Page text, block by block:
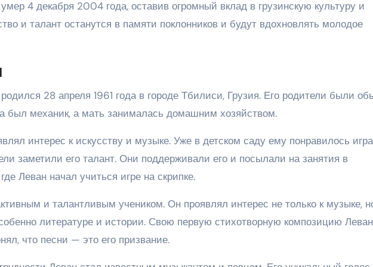
4 декабря 2004 года, оставив огромный вклад в грузинскую культуру и
и талант останутся в памяти поклонников и будут вдохновлять молодое
28 апреля 1961 года в городе Тбилиси, Грузия. Его родители были
был механик, а мать занималась домашним хозяйством.
интерес к искусству и музыке. Уже в детском саду ему понравилось
заметили его талант. Они поддерживали его и посылали на занятия в
Леван начал учиться игре на скрипке.
и талантливым учеником. Он проявлял интерес не только к музыке,
литературе и истории. Свою первую стихотворную композицию Леван
что песни — это его призвание.